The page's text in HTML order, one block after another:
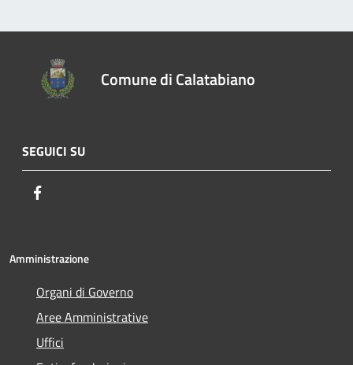
Comune di Calatabiano
SEGUICI SU
Amministrazione
Organi di Governo
Aree Amministrative
Uffici